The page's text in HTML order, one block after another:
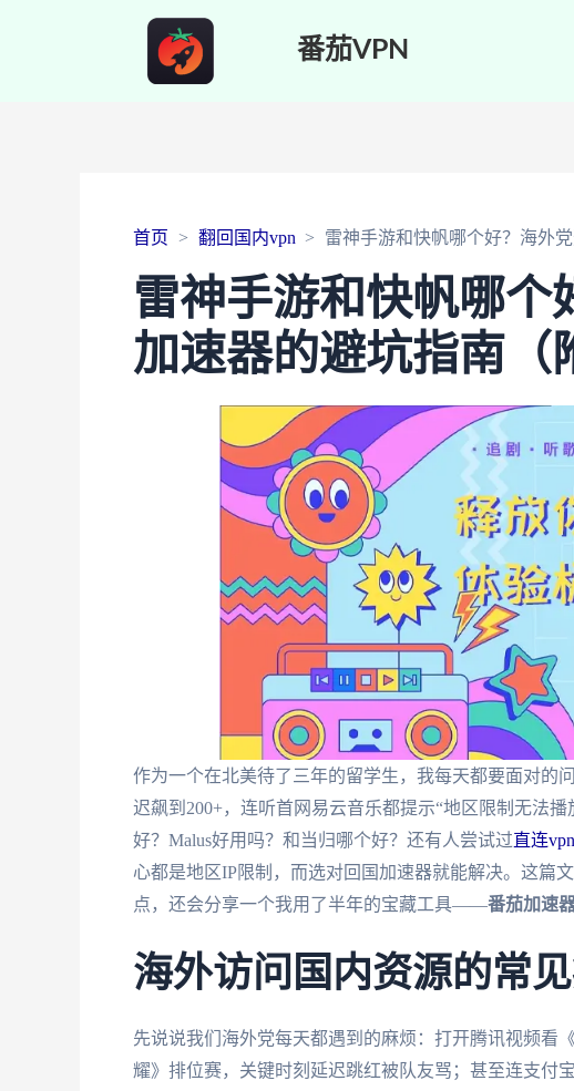
番茄VPN
首页 翻回国内vpn 雷神手游和快帆哪个好？海外
雷神手游和快帆哪个
加速器的避坑指南（
作为一个在北美待了三年的留学生，我每天都要面对
迟飙到200+，连听首网易云音乐都提示“地区限制无法
好？Malus好用吗？和当归哪个好？还有人尝试过直连vpn
心都是地区IP限制，而选对回国加速器就能解决。这篇
点，还会分享一个我用了半年的宝藏工具——番茄加速
海外访问国内资源的常
先说说我们海外党每天都遇到的麻烦：打开腾讯视频看
耀》排位赛，关键时刻延迟跳红被队友骂；甚至连支付